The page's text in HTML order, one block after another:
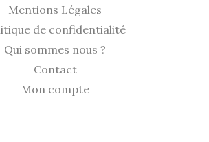
Mentions Légales
de confidentialité
Qui sommes nous ?
Contact
Mon compte